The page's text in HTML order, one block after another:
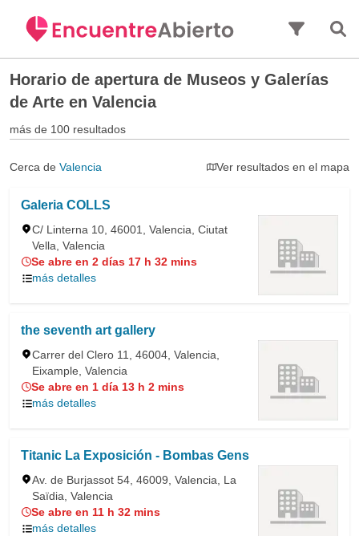
Horario de apertura de Museos y Galerías
de Arte en Valencia
más de 100 resultados
Cerca de Valencia Ver resultados en el mapa
Galeria COLLS
C/ Linterna 10, 46001, Valencia, Ciutat
Vella, Valencia
Se abre en 2 días 17 h 32 mins
más detalles
the seventh art gallery
Carrer del Clero 11, 46004, Valencia,
Eixample, Valencia
Se abre en 1 día 13 h 2 mins
más detalles
Titanic La Exposición - Bombas Gens
Av. de Burjassot 54, 46009, Valencia, La
Saïdia, Valencia
Se abre en 11 h 32 mins
más detalles